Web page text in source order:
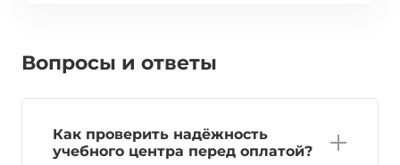
Вопросы и ответы
Как проверить надёжность
учебного центра перед оплатой?